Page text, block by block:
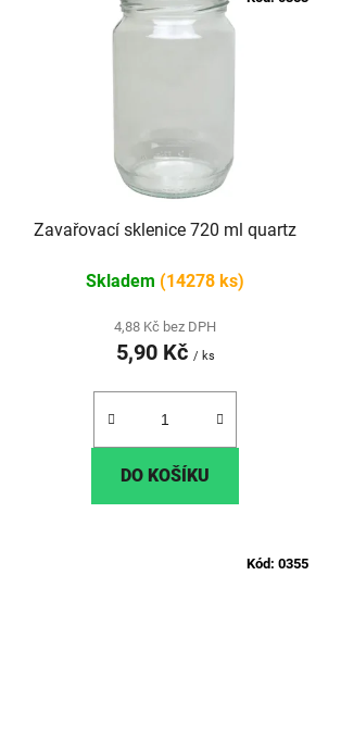
Zavařovací sklenice 720 ml quartz
Skladem (14278 ks)
4,88 Kč bez DPH
5,90 Kč / ks
DO KOŠÍKU
Kód: 0355